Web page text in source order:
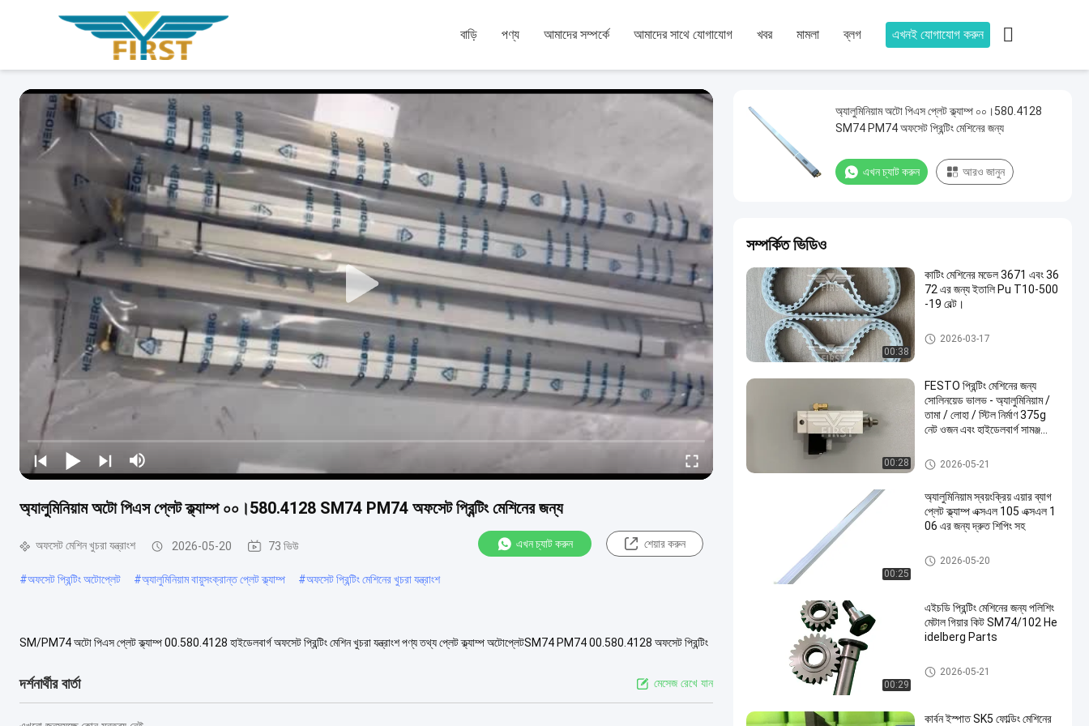
বাড়ি পণ্য আমাদের সম্পর্কে আমাদের সাথে যোগাযোগ খবর মামলা ব্লগ এখনই যোগাযোগ করুন 
অ্যালুমিনিয়াম অটো পিএস প্লেট ক্ল্যাম্প ০০।580.4128 SM74 PM74 অফসেট প্রিন্টিং মেশিনের জন্য
অফসেট মেশিন খুচরা যন্ত্রাংশ 2026-05-20 73 ভিউ এখন চ্যাট করুন শেয়ার করুন
#অফসেট প্রিন্টিং অটোপ্লেট #অ্যালুমিনিয়াম বায়ুসংক্রান্ত প্লেট ক্ল্যাম্প #অফসেট প্রিন্টিং মেশিনের খুচরা যন্ত্রাংশ
SM/PM74 অটো পিএস প্লেট ক্ল্যাম্প 00.580.4128 হাইডেলবার্গ অফসেট প্রিন্টিং মেশিন খুচরা যন্ত্রাংশ পণ্য তথ্য প্লেট ক্ল্যাম্প অটোপ্লেটSM74 PM74 00.580.4128 অফসেট প্রিন্টিং
দর্শনার্থীর বার্তা মেসেজ রেখে যান
অ্যালুমিনিয়াম অটো পিএস প্লেট ক্ল্যাম্প ০০।580.4128
SM74 PM74 অফসেট প্রিন্টিং মেশিনের জন্য
এখন চ্যাট করুন আরও জানুন
সম্পর্কিত ভিডিও
00:38
কাটিং মেশিনের মডেল 3671 এবং 36
72 এর জন্য ইতালি Pu T10-500
-19 বেল্ট।
অফসেট মেশিন খুচরা যন্ত্রাংশ
2026-03-17
00:28
FESTO প্রিন্টিং মেশিনের জন্য
সোলিনয়েড ভালভ - অ্যালুমিনিয়াম /
তামা / লোহা / স্টিল নির্মাণ 375g
নেট ওজন এবং হাইডেলবার্গ সামঞ্জস্যের
অফসেট মেশিন খুচরা যন্ত্রাংশ
2026-05-21
00:25
অ্যালুমিনিয়াম স্বয়ংক্রিয় এয়ার ব্যাগ
প্লেট ক্ল্যাম্প এক্সএল 105 এক্সএল 1
06 এর জন্য দ্রুত শিপিং সহ
অফসেট মেশিন খুচরা যন্ত্রাংশ
2026-05-20
00:29
এইচডি প্রিন্টিং মেশিনের জন্য পলিশিং
মেটাল গিয়ার কিট SM74/102 He
idelberg Parts
অফসেট মেশিন খুচরা যন্ত্রাংশ
2026-05-21
কার্বন ইস্পাত SK5 ফোল্ডিং মেশিনের